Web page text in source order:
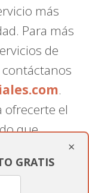
más
Para más
de
.
ofrecerte el
que
×
GRATIS